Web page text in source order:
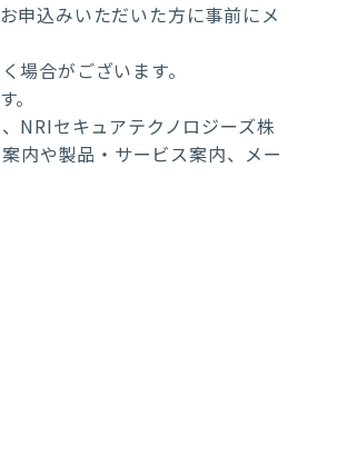
申込みいただいた方に事前にメ
合がございます。
NRIセキュアテクノロジーズ株
内や製品・サービス案内、メー